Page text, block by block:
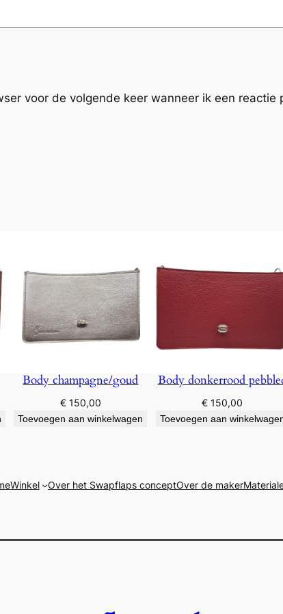
voor de volgende keer wanneer ik een reactie
Body champagne/goud
€150,00
Toevoegen aan winkelwagen
Body donkerrood
€ 150,00
Toevoegen aan
Winkel Over het Swapflaps conceptOver de maker